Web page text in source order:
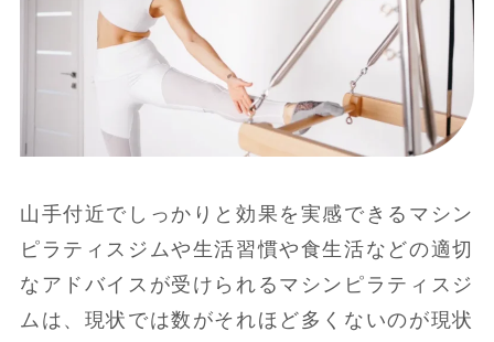
山手付近でしっかりと効果を実感できるマシン
ピラティスジムや生活習慣や食生活などの適切
なアドバイスが受けられるマシンピラティスジ
ムは、現状では数がそれほど多くないのが現状